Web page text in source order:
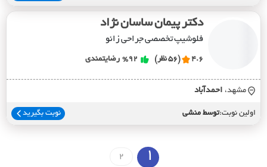
دکتر پیمان ساسان نژاد
فلوشیپ تخصصی جراحی زانو
4.6 (56 نظر) %92 رضایتمندی
مشهد، احمدآباد
اولین نوبت:توسط منشی نوبت بگیرید
1
2